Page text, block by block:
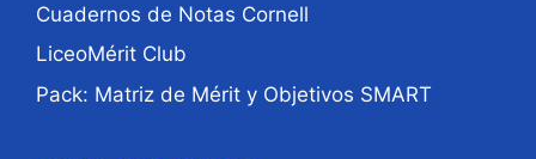
Cuadernos de Notas Cornell
LiceoMérit Club
Pack: Matriz de Mérit y Objetivos SMART